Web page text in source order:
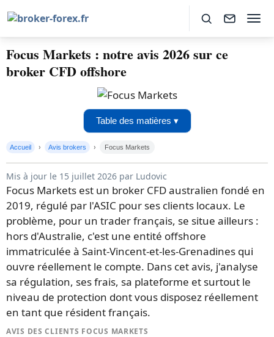
Focus Markets : notre avis 2026 sur ce
broker CFD offshore
Table des matières ▾
Accueil Avis brokers Focus Markets
Mis à jour le 15 juillet 2026 par Ludovic
Focus Markets est un broker CFD australien fondé en
2019, régulé par l'ASIC pour ses clients locaux. Le
problème, pour un trader français, se situe ailleurs :
hors d'Australie, c'est une entité offshore
immatriculée à Saint-Vincent-et-les-Grenadines qui
ouvre réellement le compte. Dans cet avis, j'analyse
sa régulation, ses frais, sa plateforme et surtout le
niveau de protection dont vous disposez réellement
en tant que résident français.
AVIS DES CLIENTS FOCUS MARKETS